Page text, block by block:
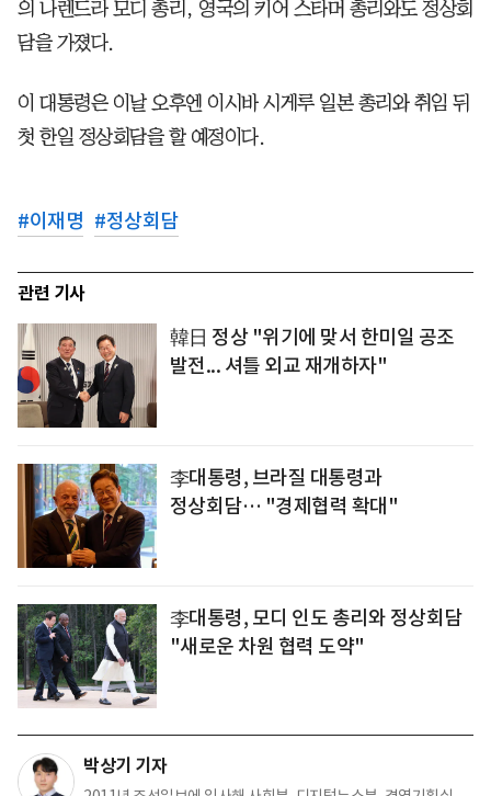
의 나렌드라 모디 총리, 영국의 키어 스타머 총리와도 정상회
담을 가졌다.
이 대통령은 이날 오후엔 이시바 시게루 일본 총리와 취임 뒤
첫 한일 정상회담을 할 예정이다.
#이재명 #정상회담
관련 기사
韓日 정상 "위기에 맞서 한미일 공조
발전... 셔틀 외교 재개하자"
李대통령, 브라질 대통령과
정상회담… "경제협력 확대"
李대통령, 모디 인도 총리와 정상회담
"새로운 차원 협력 도약"
박상기 기자